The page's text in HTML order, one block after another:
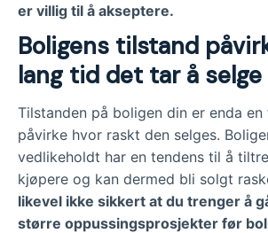
er villig til å akseptere.
Boligens tilstand
lang tid det tar å selge
Tilstanden på boligen din er enda
påvirke hvor raskt den selges.
vedlikeholdt har en tendens til å
kjøpere og kan dermed bli solgt
likevel ikke sikkert at du trenger å
større oppussingsprosjekter før